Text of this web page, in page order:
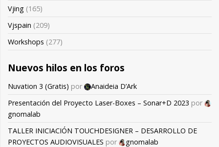
Vjing (165)
Vjspain (209)
Workshops (277)
Nuevos hilos en los foros
Nuvation 3 (Gratis) por
Anaideia D’Ark
Presentación del Proyecto Laser-Boxes – Sonar+D 2023 por
gnomalab
TALLER INICIACIÓN TOUCHDESIGNER – DESARROLLO DE
PROYECTOS AUDIOVISUALES por
gnomalab